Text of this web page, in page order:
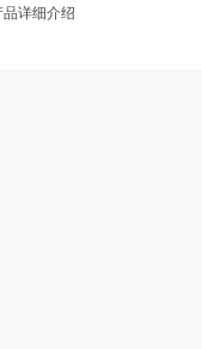
品详细介绍